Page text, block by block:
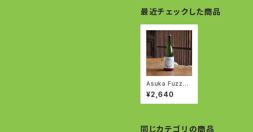
最近チェックした商品
Asuka Fuzzbe
rry - 苺のシード
ルとビールのフ
ュージョン - Str
on
¥2,640
同じカテゴリの商品